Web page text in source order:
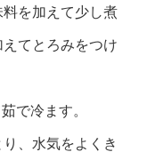
を加えて少し煮
てとろみをつけ
で冷ます。
、水気をよくき